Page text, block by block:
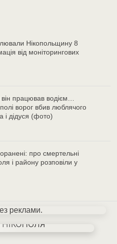
Нікопольщину 8
від моніторингових
працював водієм…
ворог вбив люблячого
і дідуся (фото)
про смертельні
і району розповіли у